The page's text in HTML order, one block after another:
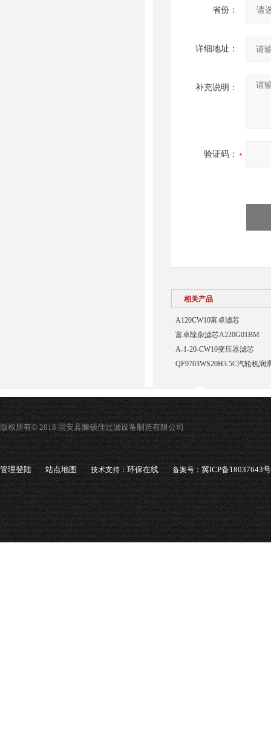
省份：
详细地址：
补充说明：
验证码：
相关产品
A120CW10富卓滤芯
富卓除杂滤芯A220G01BM
A-1-20-CW10变压器滤芯
QF9703WS20H3.5C汽轮机润
版权所有© 2018 固安县慷硕佳过滤设备制造有限公司
管理登陆 站点地图 技术支持：环保在线 备案号：冀ICP备18037643